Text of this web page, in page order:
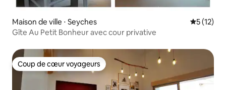
Maison de ville ⋅ Seyches
5 (12)
Gîte Au Petit Bonheur avec cour privative
Coup de cœur voyageurs
Coup de cœur voyageurs